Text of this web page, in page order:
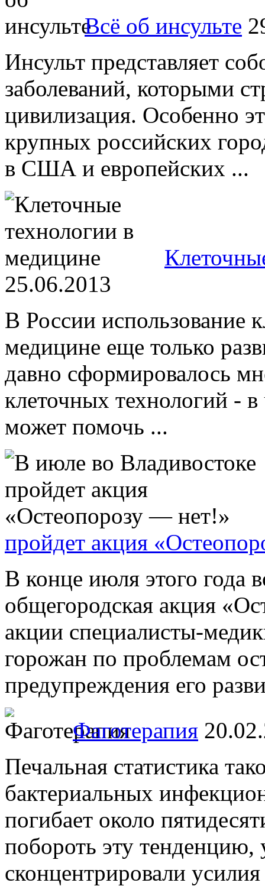
Всё об инсульте
Инсульт представляет
заболеваний, которыми
цивилизация. Особенно
крупных российских
в США и европейских ...
25.06.2013
В России использование
медицине еще только
давно сформировалось
клеточных технологий -
может помочь ...
пройдет акция
В конце июля этого года
общегородская акция
акции специалисты-
горожан по проблемам
предупреждения его
Фаготерапия
Печальная статистика
бактериальных
погибает около
побороть эту тенденцию,
сконцентрировали